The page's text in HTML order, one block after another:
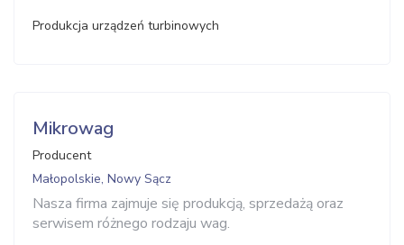
Produkcja urządzeń turbinowych
Mikrowag
Producent
Małopolskie, Nowy Sącz
Nasza firma zajmuje się produkcją, sprzedażą oraz
serwisem różnego rodzaju wag.